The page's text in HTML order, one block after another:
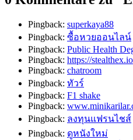
Pingback: superkaya88
Pingback: ซื้อหวยออนไลน์
Pingback: Public Health
Pingback: https://stealthex.io
Pingback: chatroom
Pingback: ทัวร์
Pingback: F1 shake
Pingback:
Pingback: ลงทุนแฟรนไชส์
Pingback: ดูหนังใหม่